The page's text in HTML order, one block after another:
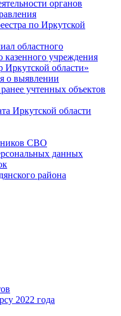
органов
по Иркутской
областного
казенного учреждения
Иркутской области»
о выявлении
учтенных объектов
Иркутской области
СВО
данных
района
2022 года